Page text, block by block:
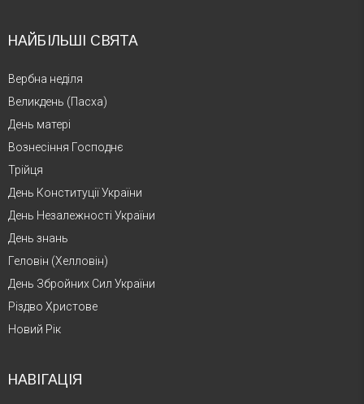
НАЙБІЛЬШІ СВЯТА
Вербна неділя
Великдень (Пасха)
День матері
Вознесіння Господнє
Трійця
День Конституції України
День Незалежності України
День знань
Геловін (Хелловін)
День Збройних Сил України
Різдво Христове
Новий Рік
НАВІГАЦІЯ